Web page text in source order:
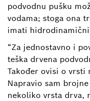
podvodnu pušku
vodama; stoga ona
imati
“Za jednostavno i
teška drvena
Također ovisi o
Napravio sam
nekoliko vrsta drva,